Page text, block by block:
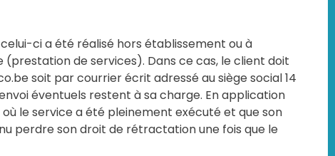
ci a été réalisé hors établissement ou à
de services). Dans ce cas, le client doit
soit par courrier écrit adressé au siège social 14
éventuels restent à sa charge. En application
le service a été pleinement exécuté et que son
perdre son droit de rétractation une fois que le